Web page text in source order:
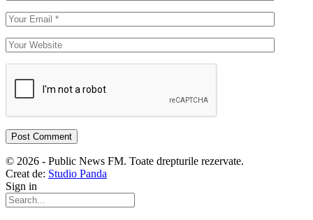
© 2026 - Public News FM. Toate drepturile rezervate.
Creat de: Studio Panda
Sign in